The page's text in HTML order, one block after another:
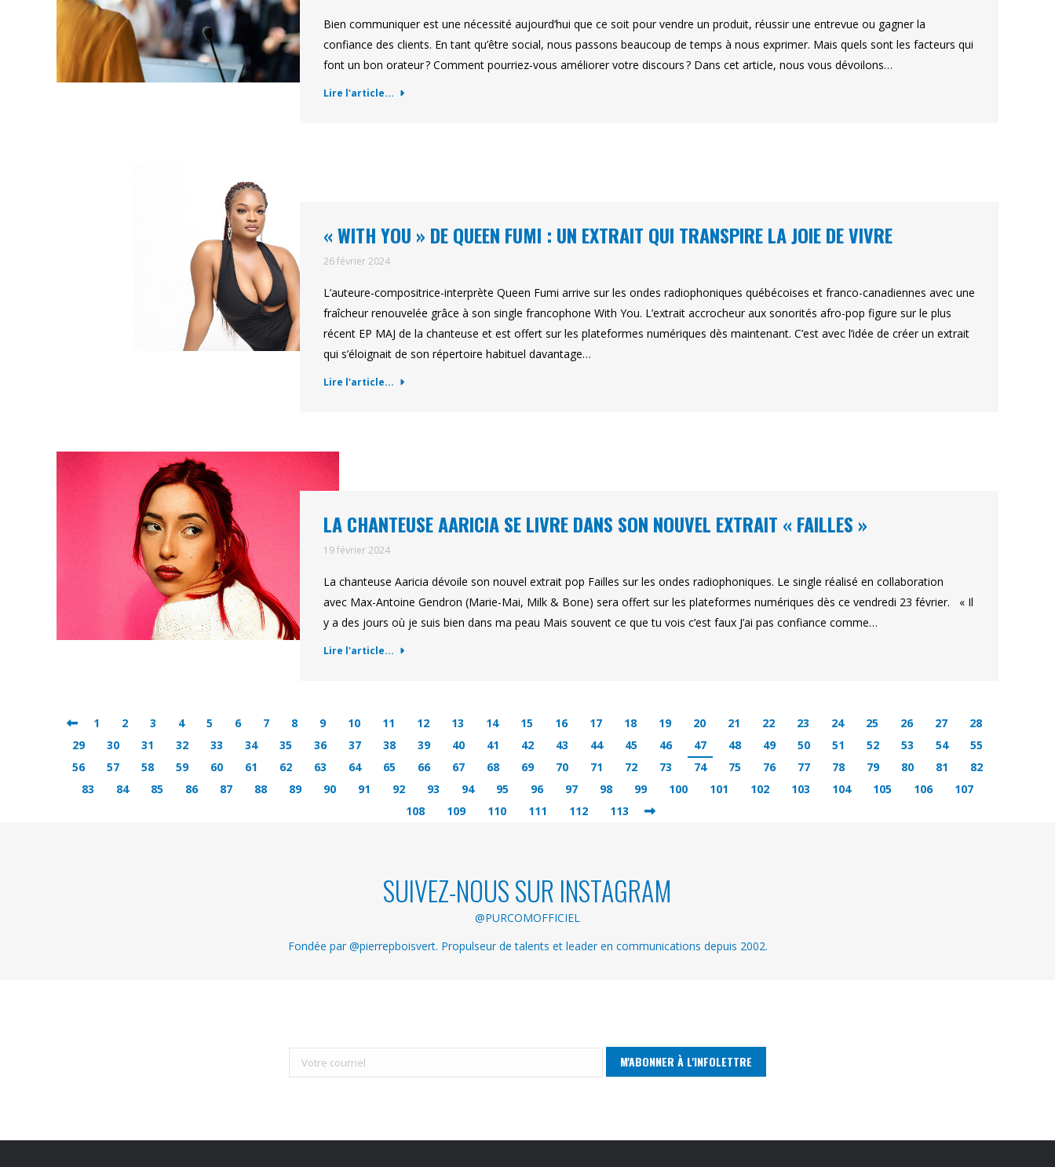
Bien communiquer est une nécessité aujourd’hui que ce soit pour vendre un produit, réussir une entrevue ou gagner la
confiance des clients. En tant qu’être social, nous passons beaucoup de temps à nous exprimer. Mais quels sont les facteurs qui
font un bon orateur ? Comment pourriez-vous améliorer votre discours ? Dans cet article, nous vous dévoilons…
Lire l'article...
« WITH YOU » DE QUEEN FUMI : UN EXTRAIT QUI TRANSPIRE LA JOIE DE VIVRE
26 février 2024
L’auteure-compositrice-interprète Queen Fumi arrive sur les ondes radiophoniques québécoises et franco-canadiennes avec une
fraîcheur renouvelée grâce à son single francophone With You. L’extrait accrocheur aux sonorités afro-pop figure sur le plus
récent EP MAJ de la chanteuse et est offert sur les plateformes numériques dès maintenant. C’est avec l’idée de créer un extrait
qui s’éloignait de son répertoire habituel davantage…
Lire l'article...
LA CHANTEUSE AARICIA SE LIVRE DANS SON NOUVEL EXTRAIT « FAILLES »
19 février 2024
La chanteuse Aaricia dévoile son nouvel extrait pop Failles sur les ondes radiophoniques. Le single réalisé en collaboration
avec Max-Antoine Gendron (Marie-Mai, Milk & Bone) sera offert sur les plateformes numériques dès ce vendredi 23 février. « Il
y a des jours où je suis bien dans ma peau Mais souvent ce que tu vois c’est faux J’ai pas confiance comme…
Lire l'article...
1 2 3 4 5 6 7 8 9 10 11 12 13 14 15 16 17 18 19 20 21 22 23 24 25 26 27
28
29
30 31 32 33 34 35 36 37 38 39 40 41 42 43 44 45 46 47 48 49 50 51 52 53 54
55
56
57 58 59 60 61 62 63 64 65 66 67 68 69 70 71 72 73 74 75 76 77 78 79 80 81
82
83
84 85 86 87 88 89 90 91 92 93 94 95 96 97 98 99 100 101 102 103 104 105 106
107
108
109 110 111 112 113
SUIVEZ-NOUS SUR INSTAGRAM
@PURCOMOFFICIEL
Fondée par @pierrepboisvert. Propulseur de talents et leader en communications depuis 2002.